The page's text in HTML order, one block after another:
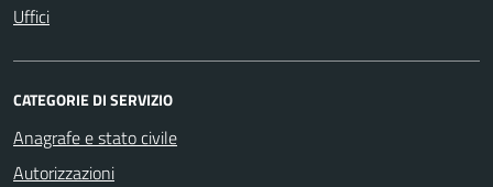
Uffici
CATEGORIE DI SERVIZIO
Anagrafe e stato civile
Autorizzazioni